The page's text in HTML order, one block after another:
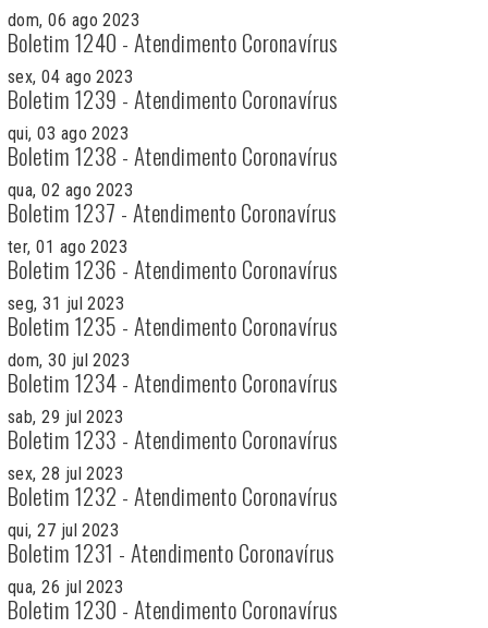
dom, 06 ago 2023
Boletim 1240 - Atendimento Coronavírus
sex, 04 ago 2023
Boletim 1239 - Atendimento Coronavírus
qui, 03 ago 2023
Boletim 1238 - Atendimento Coronavírus
qua, 02 ago 2023
Boletim 1237 - Atendimento Coronavírus
ter, 01 ago 2023
Boletim 1236 - Atendimento Coronavírus
seg, 31 jul 2023
Boletim 1235 - Atendimento Coronavírus
dom, 30 jul 2023
Boletim 1234 - Atendimento Coronavírus
sab, 29 jul 2023
Boletim 1233 - Atendimento Coronavírus
sex, 28 jul 2023
Boletim 1232 - Atendimento Coronavírus
qui, 27 jul 2023
Boletim 1231 - Atendimento Coronavírus
qua, 26 jul 2023
Boletim 1230 - Atendimento Coronavírus